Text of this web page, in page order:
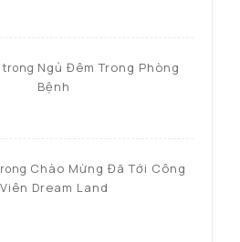
trong Ngủ Đêm Trong Phòng
Bệnh
Chào Mừng Đã Tới Công
Viên Dream Land